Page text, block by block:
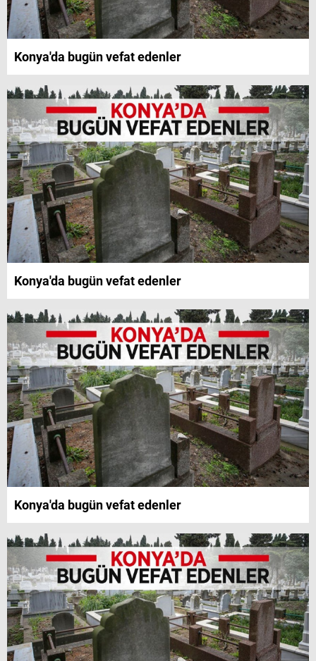
Konya'da bugün vefat edenler
Konya'da bugün vefat edenler
Konya'da bugün vefat edenler